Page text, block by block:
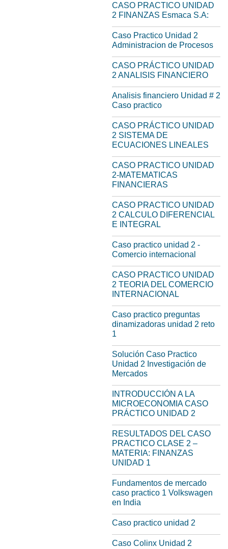
CASO PRACTICO UNIDAD
2 FINANZAS Esmaca S.A:
Caso Practico Unidad 2
Administracion de Procesos
CASO PRÁCTICO UNIDAD
2 ANALISIS FINANCIERO
Analisis financiero Unidad # 2
Caso practico
CASO PRÁCTICO UNIDAD
2 SISTEMA DE
ECUACIONES LINEALES
CASO PRACTICO UNIDAD
2-MATEMATICAS
FINANCIERAS
CASO PRACTICO UNIDAD
2 CALCULO DIFERENCIAL
E INTEGRAL
Caso practico unidad 2 -
Comercio internacional
CASO PRACTICO UNIDAD
2 TEORIA DEL COMERCIO
INTERNACIONAL
Caso practico preguntas
dinamizadoras unidad 2 reto
1
Solución Caso Practico
Unidad 2 Investigación de
Mercados
INTRODUCCIÓN A LA
MICROECONOMIA CASO
PRÁCTICO UNIDAD 2
RESULTADOS DEL CASO
PRACTICO CLASE 2 –
MATERIA: FINANZAS
UNIDAD 1
Fundamentos de mercado
caso practico 1 Volkswagen
en India
Caso practico unidad 2
Caso Colinx Unidad 2